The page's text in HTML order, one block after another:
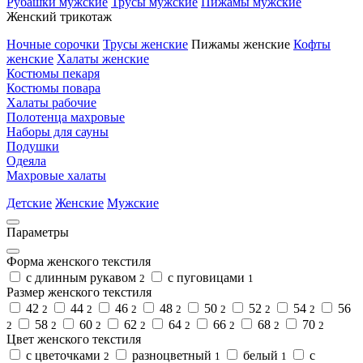
Женский трикотаж
Ночные сорочки Трусы женские Пижамы женские Кофты
женские Халаты женские
Костюмы пекаря
Костюмы повара
Халаты рабочие
Полотенца махровые
Наборы для сауны
Подушки
Одеяла
Махровые халаты
Детские Женские Мужские
Параметры
Форма женского текстиля
с длинным рукавом 2 с пуговицами 1
Размер женского текстиля
42 2 44 2 46 2 48 2 50 2 52 2 54 2 56
2 58 2 60 2 62 2 64 2 66 2 68 2 70 2
Цвет женского текстиля
с цветочками 2 разноцветный 1 белый 1 с